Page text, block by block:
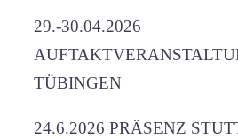
29.-30.04.2026
TÜBINGEN
24.6.2026 PRÄSENZ